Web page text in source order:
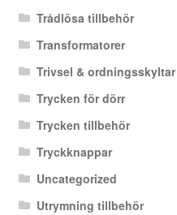
Trådlösa tillbehör
Transformatorer
Trivsel & ordningsskyltar
Trycken för dörr
Trycken tillbehör
Tryckknappar
Uncategorized
Utrymning tillbehör